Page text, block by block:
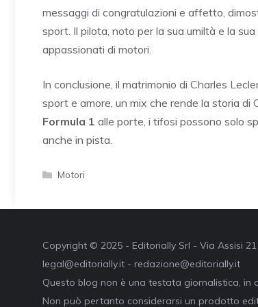
messaggi di congratulazioni e affetto,
sport. Il pilota, noto per la sua umiltà e la
appassionati di motori.
In conclusione, il matrimonio di Charles
sport e amore, un mix che rende la storia
Formula 1 alle porte, i tifosi possono solo
anche in pista.
Categorie
Motori
Copyright © 2025 - Editorially Srl - Via Assisi
legal@editorially.it - redazione@editorially.it
Questo blog non è una testata giornalistica,
Non può pertanto considerarsi un prodotto